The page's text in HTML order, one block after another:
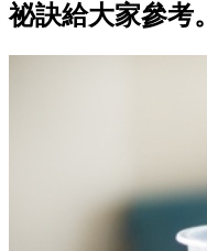
祕訣給大家參考。